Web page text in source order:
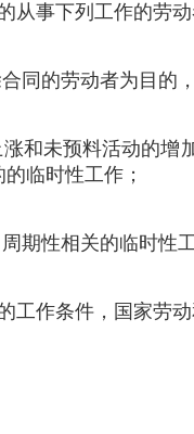
从事下列工作的劳
同的劳动者为目的
和未预料活动的
临时性工作；
期性相关的临时性
工作条件，国家劳